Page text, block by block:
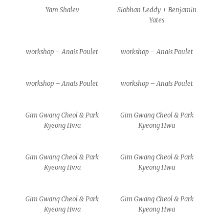
Yam Shalev
Siobhan Leddy + Benjamin
Yates
workshop – Anais Poulet workshop – Anais Poulet
workshop – Anais Poulet workshop – Anais Poulet
Gim Gwang Cheol & Park
Kyeong Hwa
Gim Gwang Cheol & Park
Kyeong Hwa
Gim Gwang Cheol & Park
Kyeong Hwa
Gim Gwang Cheol & Park
Kyeong Hwa
Gim Gwang Cheol & Park
Kyeong Hwa
Gim Gwang Cheol & Park
Kyeong Hwa